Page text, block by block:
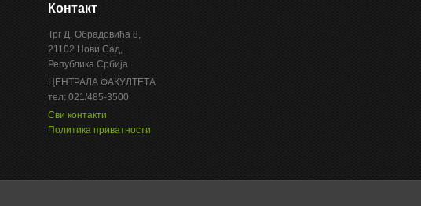
Контакт
Трг Д. Обрадовића 8,
21102 Нови Сад,
Република Србија
ЦЕНТРАЛА ФАКУЛТЕТА
тел: 021/485-3500
Сви контакти
Политика приватности